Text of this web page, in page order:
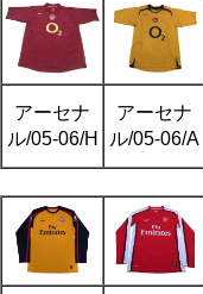
アーセナ
ル/05-06/H
アーセナ
ル/05-06/A